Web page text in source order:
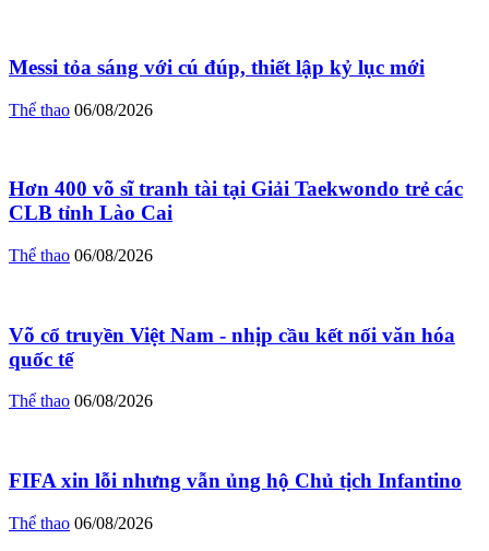
Messi tỏa sáng với cú đúp, thiết lập kỷ lục mới
Thể thao 06/08/2026
Hơn 400 võ sĩ tranh tài tại Giải Taekwondo trẻ các
CLB tỉnh Lào Cai
Thể thao 06/08/2026
Võ cổ truyền Việt Nam - nhịp cầu kết nối văn hóa
quốc tế
Thể thao 06/08/2026
FIFA xin lỗi nhưng vẫn ủng hộ Chủ tịch Infantino
Thể thao 06/08/2026